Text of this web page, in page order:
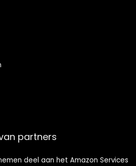
partners
deel aan het Amazon Services